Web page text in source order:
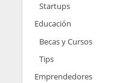
Startups
Educación
Becas y Cursos
Tips
Emprendedores